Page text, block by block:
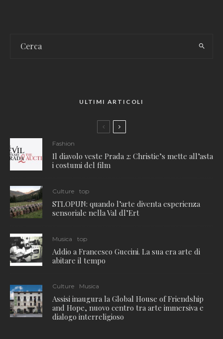
ULTIMI ARTICOLI
Fashion
Il diavolo veste Prada 2: Christie’s mette all’asta
i costumi del film
Culture top
STLOPUN: quando l’arte diventa esperienza
sensoriale nella Val dl’Ert
Musica top
Addio a Francesco Guccini. La sua era arte di
abitare il tempo
Culture Musica
Assisi inaugura la Global House of Friendship
and Hope, nuovo centro tra arte immersiva e
dialogo interreligioso